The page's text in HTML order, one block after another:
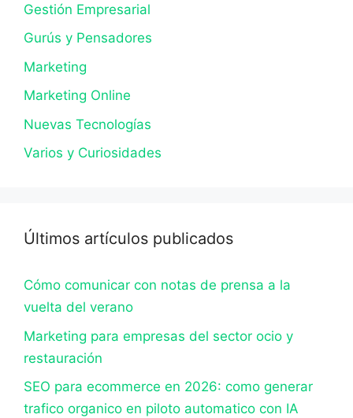
Gestión Empresarial
Gurús y Pensadores
Marketing
Marketing Online
Nuevas Tecnologías
Varios y Curiosidades
Últimos artículos publicados
Cómo comunicar con notas de prensa a la
vuelta del verano
Marketing para empresas del sector ocio y
restauración
SEO para ecommerce en 2026: como generar
trafico organico en piloto automatico con IA